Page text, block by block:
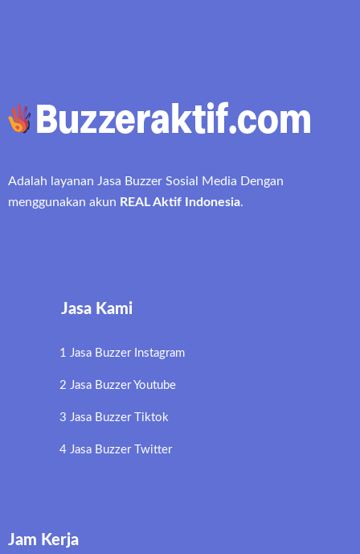
Adalah layanan Jasa Buzzer Sosial Media Dengan
menggunakan akun REAL Aktif Indonesia.
Jasa Kami
1 Jasa Buzzer Instagram
2 Jasa Buzzer Youtube
3 Jasa Buzzer Tiktok
4 Jasa Buzzer Twitter
Jam Kerja